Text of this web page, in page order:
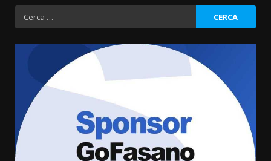
Ricerca
per:
Fasanese ferito a colpi di arma
da fuoco
6 Agosto 2026 18:13